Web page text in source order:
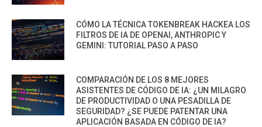
CÓMO LA TÉCNICA TOKENBREAK HACKEA LOS
FILTROS DE IA DE OPENAI, ANTHROPIC Y
GEMINI: TUTORIAL PASO A PASO
COMPARACIÓN DE LOS 8 MEJORES
ASISTENTES DE CÓDIGO DE IA: ¿UN MILAGRO
DE PRODUCTIVIDAD O UNA PESADILLA DE
SEGURIDAD? ¿SE PUEDE PATENTAR UNA
APLICACIÓN BASADA EN CÓDIGO DE IA?